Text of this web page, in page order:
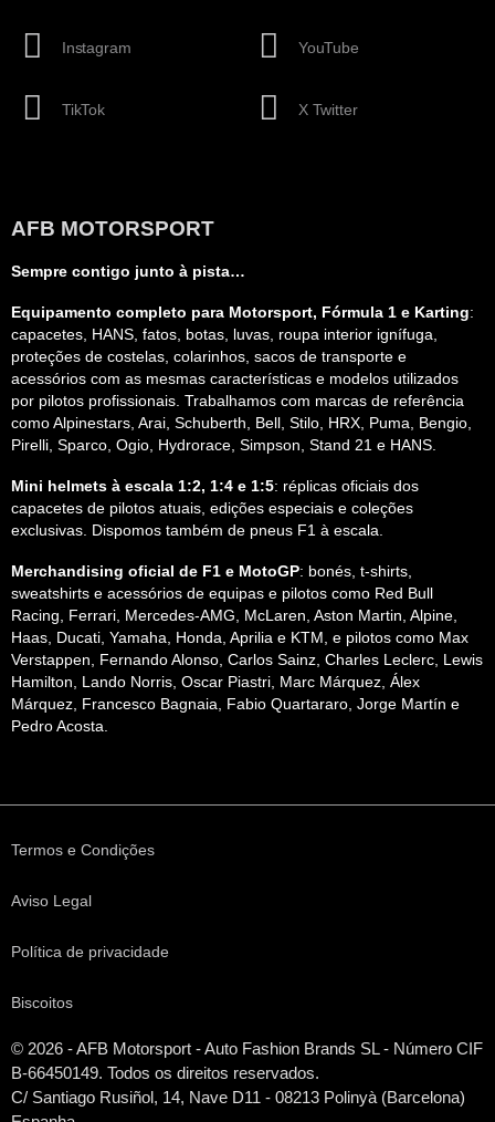
Instagram
TikTok
YouTube
X Twitter
AFB MOTORSPORT
Sempre contigo junto à pista…
Equipamento completo para Motorsport, Fórmula 1 e Karting:
capacetes, HANS, fatos, botas, luvas, roupa interior ignífuga,
proteções de costelas, colarinhos, sacos de transporte e
acessórios com as mesmas características e modelos utilizados
por pilotos profissionais. Trabalhamos com marcas de referência
como Alpinestars, Arai, Schuberth, Bell, Stilo, HRX, Puma, Bengio,
Pirelli, Sparco, Ogio, Hydrorace, Simpson, Stand 21 e HANS.
Mini helmets à escala 1:2, 1:4 e 1:5: réplicas oficiais dos
capacetes de pilotos atuais, edições especiais e coleções
exclusivas. Dispomos também de pneus F1 à escala.
Merchandising oficial de F1 e MotoGP: bonés, t-shirts,
sweatshirts e acessórios de equipas e pilotos como Red Bull
Racing, Ferrari, Mercedes-AMG, McLaren, Aston Martin, Alpine,
Haas, Ducati, Yamaha, Honda, Aprilia e KTM, e pilotos como Max
Verstappen, Fernando Alonso, Carlos Sainz, Charles Leclerc, Lewis
Hamilton, Lando Norris, Oscar Piastri, Marc Márquez, Álex
Márquez, Francesco Bagnaia, Fabio Quartararo, Jorge Martín e
Pedro Acosta.
Termos e Condições
Aviso Legal
Política de privacidade
Biscoitos
© 2026 - AFB Motorsport - Auto Fashion Brands SL- Número CIF
B-66450149. Todos os direitos reservados.
C/ Santiago Rusiñol, 14, Nave D11 - 08213 Polinyà (Barcelona)